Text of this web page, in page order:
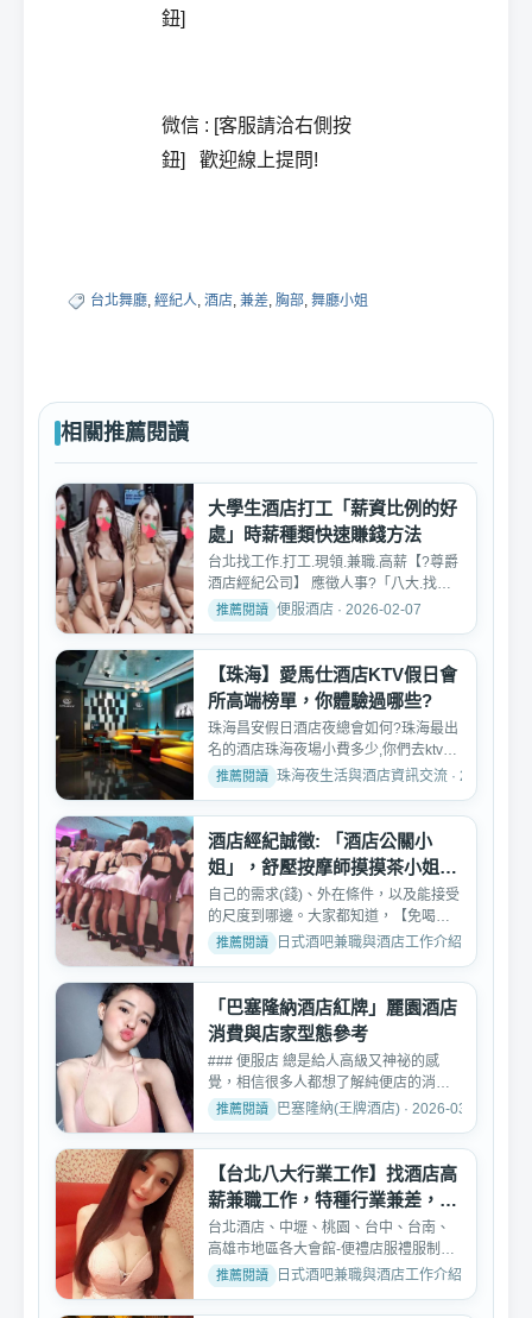
鈕]
微信 : [客服請洽右側按
鈕] 歡迎線上提問!
台北舞廳, 經紀人, 酒店, 兼差, 胸部, 舞廳小姐
相關推薦閱讀
大學生酒店打工「薪資比例的好
處」時薪種類快速賺錢方法
台北找工作.打工.現領.兼職.高薪【?尊爵
酒店經紀公司】 應徵人事?「八大.找工
作.學生打工.現領....便服酒店 · 2026-02-07
【珠海】愛馬仕酒店KTV假日會
所高端榜單，你體驗過哪些?
珠海昌安假日酒店夜總會如何?珠海最出
名的酒店珠海夜場小費多少,你們去ktv都
怎麼玩公主的呢?珠海...
珠海夜生活與酒店資訊交流 · 2026-02-
酒店經紀誠徵: 「酒店公關小
姐」，舒壓按摩師摸摸茶小姐工
作
自己的需求(錢)、外在條件，以及能接受
的尺度到哪邊。大家都知道，【免喝午
班八大工作快訊】在八...
日式酒吧兼職與酒店工作介紹 · 2026-
「巴塞隆納酒店紅牌」麗園酒店
消費與店家型態參考
### 便服店 總是給人高級又神祕的感
覺，相信很多人都想了解純便店的消費
方式、制服店、禮服店、...
巴塞隆納(王牌酒店) · 2026-03-04
【台北八大行業工作】找酒店高
薪兼職工作，特種行業兼差，打
工
台北酒店、中壢、桃園、台中、台南、
高雄市地區各大會館-便禮店服禮服制服
酒店公關小姐，八大幹...
日式酒吧兼職與酒店工作介紹 · 2026-